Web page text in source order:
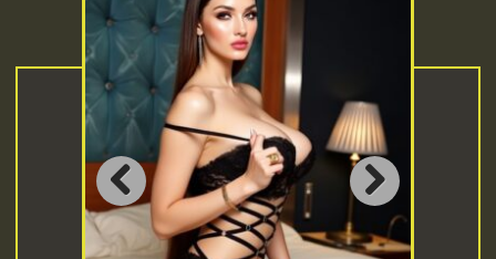
Previous Next